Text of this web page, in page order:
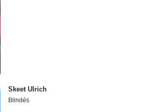
Skeet Ulrich
Blindés